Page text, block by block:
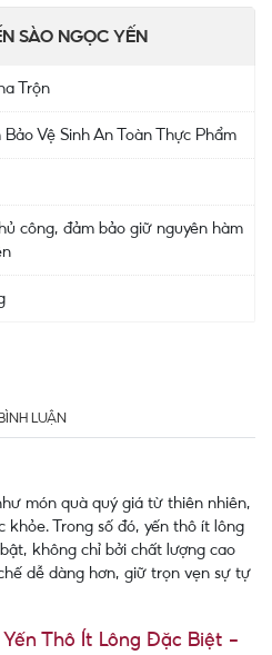
SÀO NGỌC YẾN
Trộn
Vệ Sinh An Toàn Thực Phẩm
công, đảm bảo giữ nguyên hàm
BÌNH LUẬN
món quà quý giá từ thiên nhiên,
khỏe. Trong số đó, yến thô ít lông
không chỉ bởi chất lượng cao
dễ dàng hơn, giữ trọn vẹn sự tự
Thô Ít Lông Đặc Biệt -